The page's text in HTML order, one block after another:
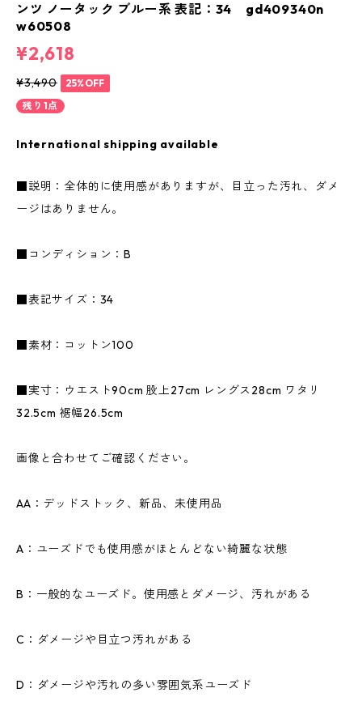
ンツ ノータック ブルー系 表記：34 gd409340n
w60508
¥2,618
¥3,490
25%OFF
残り1点
International shipping available
■説明：全体的に使用感がありますが、目立った汚れ、ダメ
ージはありません。
■コンディション：B
■表記サイズ：34
■素材：コットン100
■実寸：ウエスト90cm 股上27cm レングス28cm ワタリ
32.5cm 裾幅26.5cm
画像と合わせてご確認ください。
AA：デッドストック、新品、未使用品
A：ユーズドでも使用感がほとんどない綺麗な状態
B：一般的なユーズド。使用感とダメージ、汚れがある
C：ダメージや目立つ汚れがある
D：ダメージや汚れの多い雰囲気系ユーズド